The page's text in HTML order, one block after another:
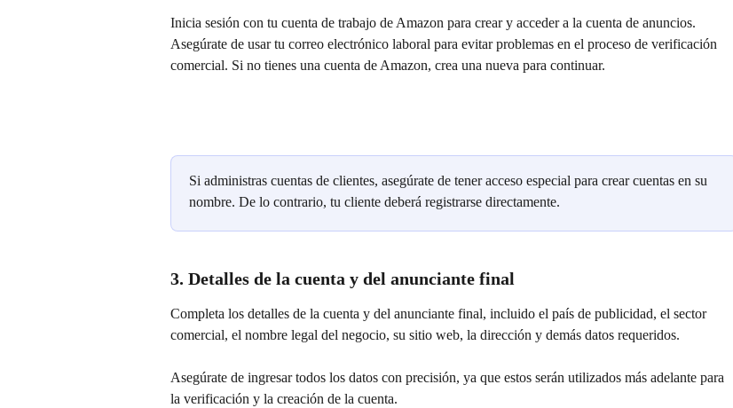
Inicia sesión con tu cuenta de trabajo de Amazon para crear y acceder a la cuenta de anuncios.
Asegúrate de usar tu correo electrónico laboral para evitar problemas en el proceso de verificación
comercial. Si no tienes una cuenta de Amazon, crea una nueva para continuar.
Si administras cuentas de clientes, asegúrate de tener acceso especial para crear cuentas en su
nombre. De lo contrario, tu cliente deberá registrarse directamente.
3. Detalles de la cuenta y del anunciante final
Completa los detalles de la cuenta y del anunciante final, incluido el país de publicidad, el sector
comercial, el nombre legal del negocio, su sitio web, la dirección y demás datos requeridos.
Asegúrate de ingresar todos los datos con precisión, ya que estos serán utilizados más adelante para
la verificación y la creación de la cuenta.